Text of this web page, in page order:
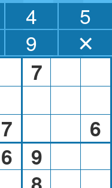
4
5
9 ✕
7
7
6
6
9